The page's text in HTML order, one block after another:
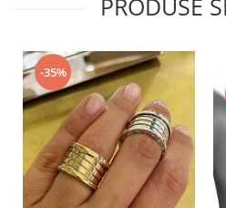
PRODUSE
-35%